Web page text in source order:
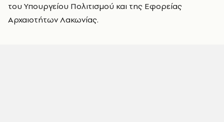
του Υπουργείου Πολιτισμού και της Εφορείας
Αρχαιοτήτων Λακωνίας.